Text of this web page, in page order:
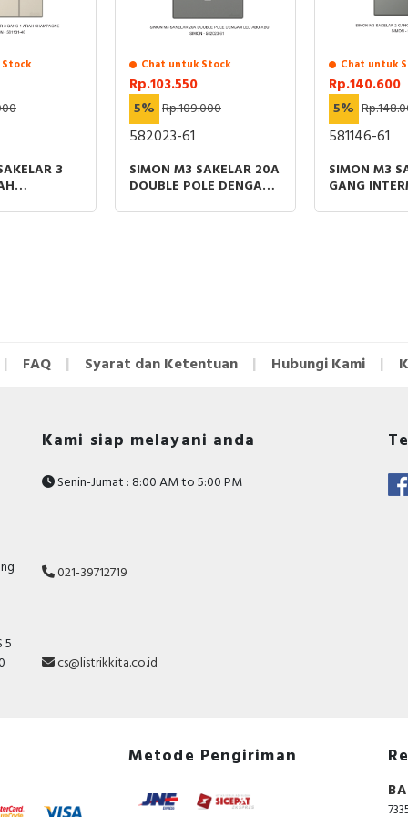
3
Chat untuk Stock
Rp.103.550
5% Rp.109.000
582023-61
SIMON M3 SAKELAR 20A
DOUBLE POLE DENGAN
Chat untuk
Rp.140.600
5%
581146-61
SIMON M3
GANG
FAQ Syarat dan Ketentuan Hubungi Kami
5
Kami siap melayani anda
Senin-Jumat : 8:00 AM to 5:00 PM
021-39712719
cs@listrikkita.co.id
Metode Pengiriman